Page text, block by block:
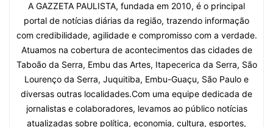
A GAZZETA PAULISTA, fundada em 2010, é o principal
portal de notícias diárias da região, trazendo informação
com credibilidade, agilidade e compromisso com a verdade.
Atuamos na cobertura de acontecimentos das cidades de
Taboão da Serra, Embu das Artes, Itapecerica da Serra, São
Lourenço da Serra, Juquitiba, Embu-Guaçu, São Paulo e
diversas outras localidades.Com uma equipe dedicada de
jornalistas e colaboradores, levamos ao público notícias
atualizadas sobre política, economia, cultura, esportes,